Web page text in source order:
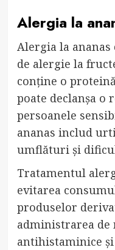
Alergia la
Alergia la
de alergie la
conține o
poate declanșa o
persoanele
ananas includ
umflături și
Tratamentul
evitarea
produselor
administrarea de
antihistaminice